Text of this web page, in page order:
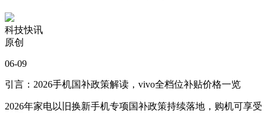
科技快讯
原创
06-09
引言：2026手机国补政策解读，vivo全档位补贴价格一览
2026年家电以旧换新手机专项国补政策持续落地，购机可享受